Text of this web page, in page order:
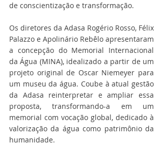
de conscientização e transformação.
Os diretores da Adasa Rogério Rosso, Félix
Palazzo e Apolinário Rebêlo apresentaram
a concepção do Memorial Internacional
da Água (MINA), idealizado a partir de um
projeto original de Oscar Niemeyer para
um museu da água. Coube à atual gestão
da Adasa reinterpretar e ampliar essa
proposta, transformando-a em um
memorial com vocação global, dedicado à
valorização da água como patrimônio da
humanidade.